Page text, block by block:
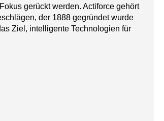
gerückt werden. Actiforce gehört
der 1888 gegründet wurde
Ziel, intelligente Technologien für